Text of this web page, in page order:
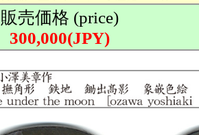
販売価格 (price)
300,000(JPY)